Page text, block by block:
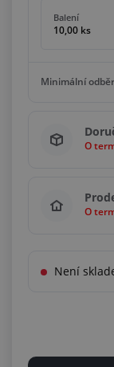
Balení
10,00 ks
Minimální
1,00 ks
Bez omezení
O
O
Není